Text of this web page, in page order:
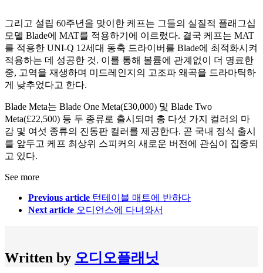
그리고 설립 60주년을 맞이한 케프는 그들의 실질적 플래그십
모델 Blade에 MAT를 적용하기에 이르렀다. 결국 케프는 MAT
를 적용한 UNI-Q 12세대 동축 드라이버를 Blade에 최적화시켜
적용하는 데 성공한 것. 이를 통해 볼륨에 관계없이 더 명료한
중, 고역을 재생하며 미드레인지의 고조파 왜곡을 드라마틱하
게 낮추었다고 한다.
Blade Meta는 Blade One Meta(£30,000) 및 Blade Two
Meta(£22,500) 등 두 종류로 출시되며 총 다섯 가지 컬러의 마
감 및 여섯 종류의 진동판 컬러를 제공한다. 곧 국내 정식 출시
를 앞두고 케프 최상위 스피커의 새로운 버전에 관심이 집중되
고 있다.
See more
Previous article 턴테이블 매트에 반하다
Next article 오디언스에 다녀와서
Written by 오디오플래닛